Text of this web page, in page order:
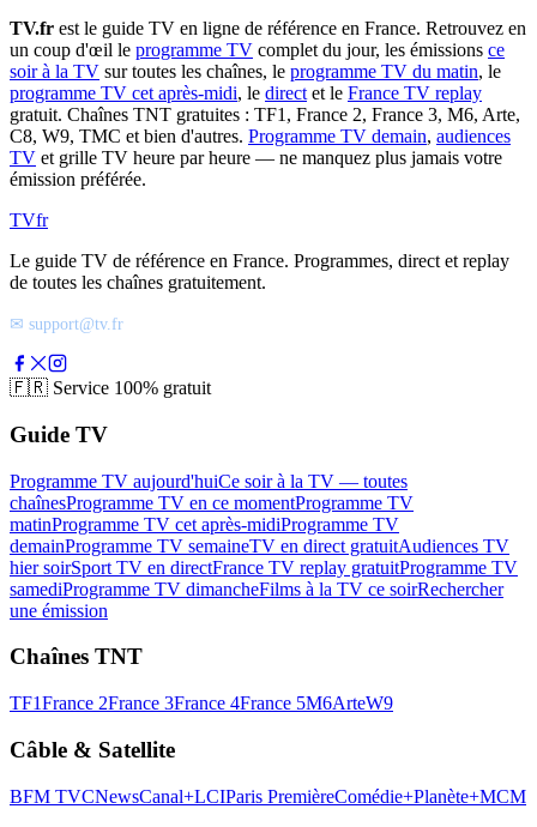
TV.fr est le guide TV en ligne de référence en France. Retrouvez en
un coup d'œil le programme TV complet du jour, les émissions ce
soir à la TV sur toutes les chaînes, le programme TV du matin, le
programme TV cet après-midi, le direct et le France TV replay
gratuit. Chaînes TNT gratuites : TF1, France 2, France 3, M6, Arte,
C8, W9, TMC et bien d'autres. Programme TV demain, audiences
TV et grille TV heure par heure — ne manquez plus jamais votre
émission préférée.
TVfr
Le guide TV de référence en France. Programmes, direct et replay
de toutes les chaînes gratuitement.
✉ support@tv.fr
🇫🇷 Service 100% gratuit
Guide TV
Programme TV aujourd'huiCe soir à la TV — toutes
chaînesProgramme TV en ce momentProgramme TV
matinProgramme TV cet après-midiProgramme TV
demainProgramme TV semaineTV en direct gratuitAudiences TV
hier soirSport TV en directFrance TV replay gratuitProgramme TV
samediProgramme TV dimancheFilms à la TV ce soirRechercher
une émission
Chaînes TNT
TF1France 2France 3France 4France 5M6ArteW9
Câble & Satellite
BFM TVCNewsCanal+LCIParis PremièreComédie+Planète+MCM